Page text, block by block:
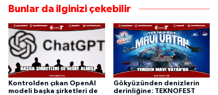
Bunlar da ilginizi çekebilir
Kontrolden çıkan OpenAI
modeli başka şirketleri de
Gökyüzünden denizlerin
derinliğine: TEKNOFEST